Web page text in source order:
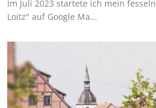
Im Juli 2023 startete ich mein
Loitz" auf Google Ma...